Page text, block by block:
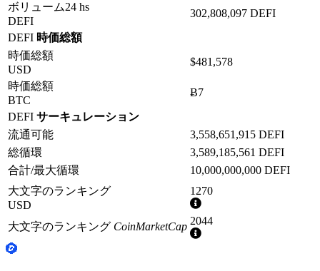
ボリューム24 hs
DEFI
302,808,097 DEFI
DEFI 時価総額
時価総額
USD
$481,578
時価総額
BTC
Ƀ7
DEFI サーキュレーション
流通可能
3,558,651,915 DEFI
総循環
3,589,185,561 DEFI
合計/最大循環
10,000,000,000 DEFI
大文字のランキング
USD
1270
詳
細
情
大文字のランキング CoinMarketCap 2044
詳